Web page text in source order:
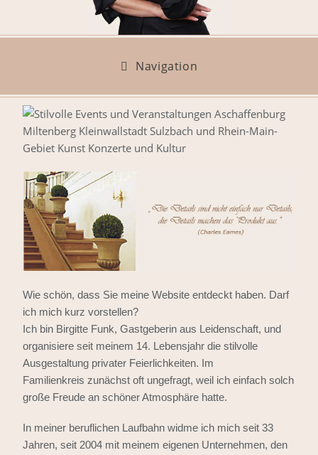
Navigation
Wie schön, dass Sie meine Website entdeckt haben. Darf
ich mich kurz vorstellen?
Ich bin Birgitte Funk, Gastgeberin aus Leidenschaft, und
organisiere seit meinem 14. Lebensjahr die stilvolle
Ausgestaltung privater Feierlichkeiten. Im
Familienkreis zunächst oft ungefragt, weil ich einfach solch
große Freude an schöner Atmosphäre hatte.
In meiner beruflichen Laufbahn widme ich mich seit 33
Jahren, seit 2004 mit meinem eigenen Unternehmen, den